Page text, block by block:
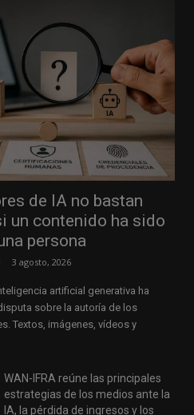
de IA no bastan
un contenido ha sido
persona
3 agosto, 2026
artificial generativa ha
sobre la autoría de los
Textos, imágenes, vídeos y
WAN-IFRA reúne las principales
estrategias de los medios ante la
IA, la pérdida de ingresos y los